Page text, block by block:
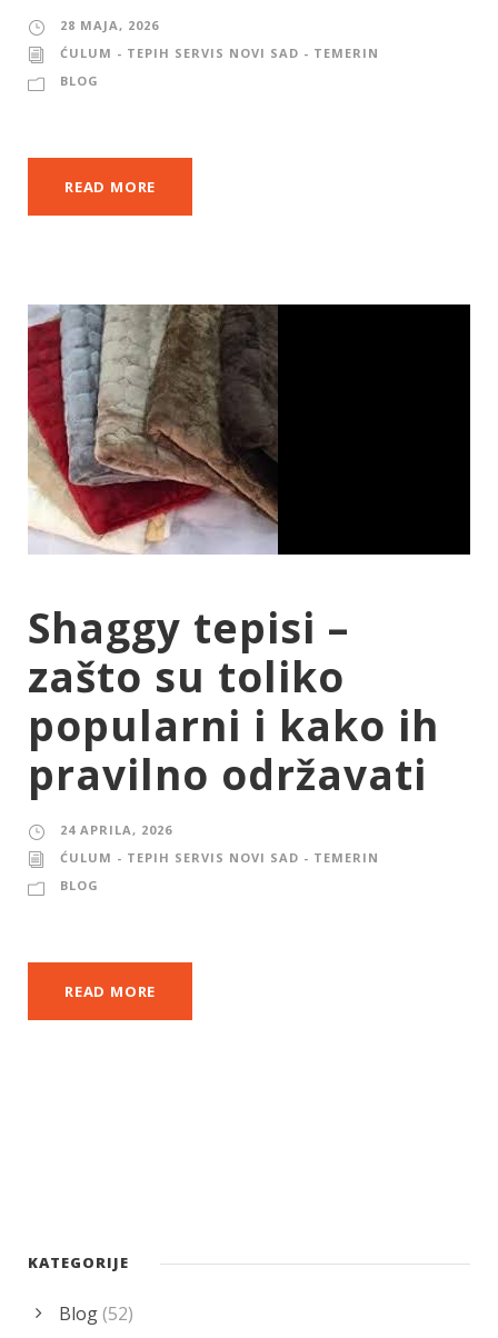
28 MAJA, 2026
ĆULUM - TEPIH SERVIS NOVI SAD - TEMERIN
BLOG
READ MORE
Shaggy tepisi –
zašto su toliko
popularni i kako ih
pravilno održavati
24 APRILA, 2026
ĆULUM - TEPIH SERVIS NOVI SAD - TEMERIN
BLOG
READ MORE
KATEGORIJE
Blog(52)